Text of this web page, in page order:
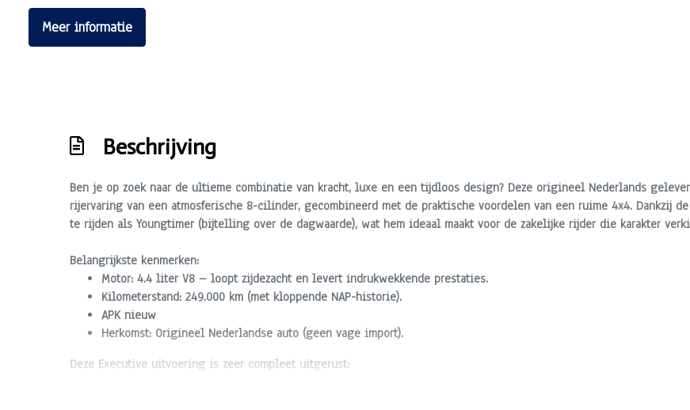
Stuur leder
Stuur verstelbaar
Meer informatie
Beschrijving
Ben je op zoek naar de ultieme combinatie van kracht, luxe en een tijdloos design? Deze origineel Nederlands
rijervaring van een atmosferische 8-cilinder, gecombineerd met de praktische voordelen van een ruime 4x4. Dankzij
te rijden als Youngtimer (bijtelling over de dagwaarde), wat hem ideaal maakt voor de zakelijke rijder die karakter
Belangrijkste kenmerken:
Motor: 4.4 liter V8 – loopt zijdezacht en levert indrukwekkende prestaties.
Kilometerstand: 249.000 km (met kloppende NAP-historie).
APK nieuw
Herkomst: Origineel Nederlandse auto (geen vage import).
Deze Executive uitvoering is zeer compleet uitgerust: